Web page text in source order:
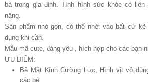
bà trong gia đình. Tình hình sức khỏe có liên
nặng.
Sản phẩm nhỏ gọn, có thể nhét vào bất cứ
dụng khi cần.
Mẫu mã cute, đáng yêu , hích hợp cho các bạn
ƯU ĐIỂM:
Bề Mặt Kính Cường Lực, Hình vịt vô
các bé